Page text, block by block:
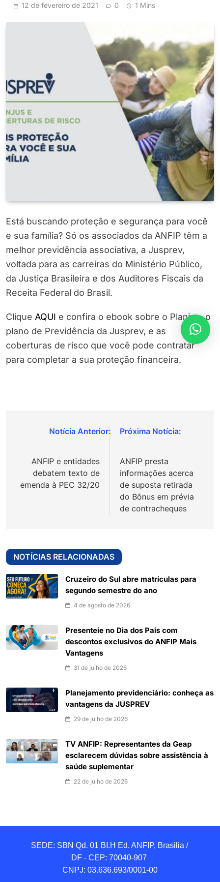
12 de fevereiro de 2021 0 1 Mins
Está buscando proteção e segurança para você
e sua família? Só os associados da ANFIP têm a
melhor previdência associativa, a Jusprev,
voltada para as carreiras do Ministério Público,
da Justiça Brasileira e dos Auditores Fiscais da
Receita Federal do Brasil.
Clique AQUI e confira o ebook sobre o Planjus, o
plano de Previdência da Jusprev, e as
coberturas de risco que você pode contratar
para completar a sua proteção financeira.
Navegação
Post
ANFIP e entidades
debatem texto de
emenda à PEC 32/20
ANFIP presta
informações acerca
de suposta retirada
do Bônus em prévia
de contracheques
NOTÍCIAS RELACIONADAS
Cruzeiro do Sul abre matrículas para
segundo semestre do ano
4 de agosto de 2026
Presenteie no Dia dos Pais com
descontos exclusivos do ANFIP Mais
Vantagens
31 de julho de 2026
Planejamento previdenciário: conheça as
vantagens da JUSPREV
29 de julho de 2026
TV ANFIP: Representantes da Geap
esclarecem dúvidas sobre assistência à
saúde suplementar
22 de julho de 2026
SEDE: SBN Qd. 01 BI.H Ed. ANFIP, Brasilia /
DF - CEP: 70040-907
CNPJ: 03.636.693/0001-00